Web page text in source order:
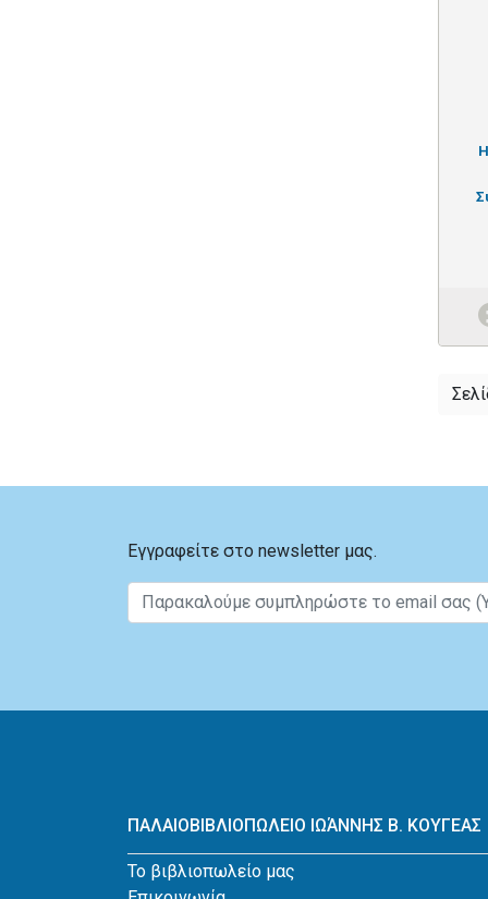
Εγγραφείτε στο newsletter μας.
ΠΑΛΑΙΟΒΙΒΛΙΟΠΩΛΕΙΟ ΙΩΆΝΝΗΣ Β. ΚΟΥΓΕΑΣ
Το βιβλιοπωλείο μας